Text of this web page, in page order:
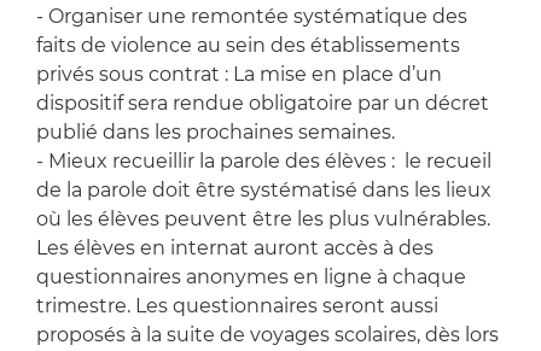
- Organiser une remontée systématique des
faits de violence au sein des établissements
privés sous contrat : La mise en place d’un
dispositif sera rendue obligatoire par un décret
publié dans les prochaines semaines.
- Mieux recueillir la parole des élèves : le recueil
de la parole doit être systématisé dans les lieux
où les élèves peuvent être les plus vulnérables.
Les élèves en internat auront accès à des
questionnaires anonymes en ligne à chaque
trimestre. Les questionnaires seront aussi
proposés à la suite de voyages scolaires, dès lors